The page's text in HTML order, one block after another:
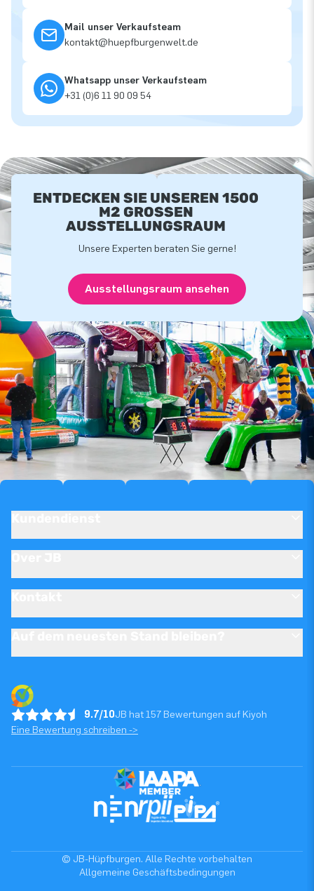
Mail unser Verkaufsteam
kontakt@huepfburgenwelt.de
Whatsapp unser Verkaufsteam
+31 (0)6 11 90 09 54
ENTDECKEN SIE UNSEREN 1500
M2 GROSSEN A
USSTELLUNGSRAUM
Unsere Experten beraten Sie gerne!
Ausstellungsraum ansehen
9.7/10JB hat 157 Bewertungen auf Kiyoh
Eine Bewertung schreiben ->
© JB-Hüpfburgen. Alle Rechte vorbehalten
Allgemeine Geschäftsbedingungen